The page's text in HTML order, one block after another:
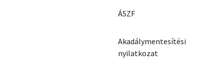
ÁSZF
Akadálymentesítési
nyilatkozat